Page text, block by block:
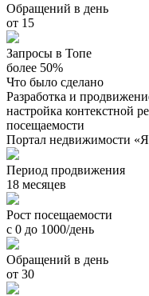
Обращений в день
от 15
Запросы в Топе
более 50%
Что было сделано
Разработка и
настройка контекстной
посещаемости
Портал недвижимости
Период продвижения
18 месяцев
Рост посещаемости
с 0 до 1000/день
Обращений в день
от 30